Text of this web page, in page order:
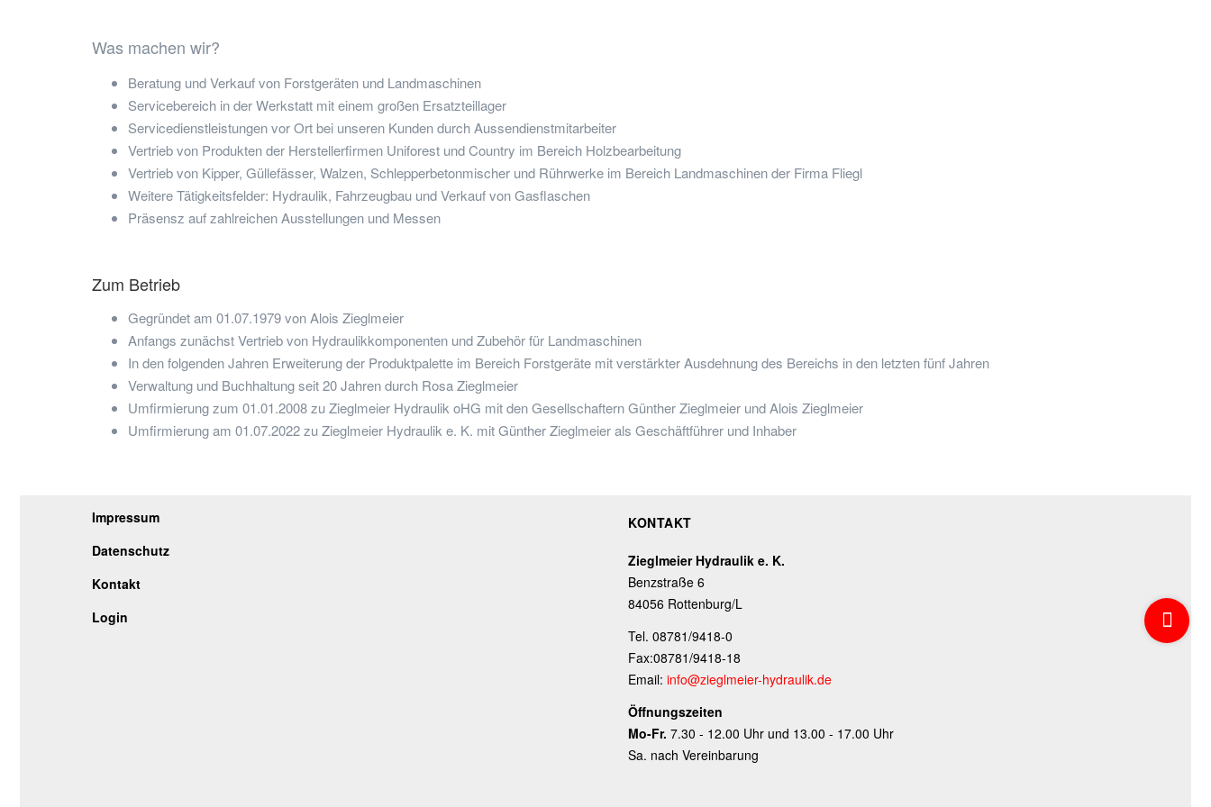
Was machen wir?
Beratung und Verkauf von Forstgeräten und Landmaschinen
Servicebereich in der Werkstatt mit einem großen Ersatzteillager
Servicedienstleistungen vor Ort bei unseren Kunden durch Aussendienstmitarbeiter
Vertrieb von Produkten der Herstellerfirmen Uniforest und Country im Bereich Holzbearbeitung
Vertrieb von Kipper, Güllefässer, Walzen, Schlepperbetonmischer und Rührwerke im Bereich Landmaschinen der Firma Fliegl
Weitere Tätigkeitsfelder: Hydraulik, Fahrzeugbau und Verkauf von Gasflaschen
Präsensz auf zahlreichen Ausstellungen und Messen
Zum Betrieb
Gegründet am 01.07.1979 von Alois Zieglmeier
Anfangs zunächst Vertrieb von Hydraulikkomponenten und Zubehör für Landmaschinen
In den folgenden Jahren Erweiterung der Produktpalette im Bereich Forstgeräte mit verstärkter Ausdehnung des Bereichs in den letzten fünf Jahren
Verwaltung und Buchhaltung seit 20 Jahren durch Rosa Zieglmeier
Umfirmierung zum 01.01.2008 zu Zieglmeier Hydraulik oHG mit den Gesellschaftern Günther Zieglmeier und Alois Zieglmeier
Umfirmierung am 01.07.2022 zu Zieglmeier Hydraulik e. K. mit Günther Zieglmeier als Geschäftführer und Inhaber
Impressum
Datenschutz
Kontakt
Login
KONTAKT
Zieglmeier Hydraulik e. K.
Benzstraße 6
84056 Rottenburg/L
Tel. 08781/9418-0
Fax:08781/9418-18
Email: info@zieglmeier-hydraulik.de
Öffnungszeiten
Mo-Fr. 7.30 - 12.00 Uhr und 13.00 - 17.00 Uhr
Sa. nach Vereinbarung